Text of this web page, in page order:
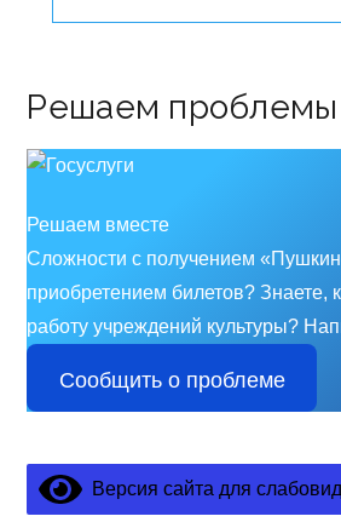
Решаем проблемы
Решаем вместе
Сложности с получением
приобретением билетов? Знаете,
работу учреждений культуры?
Сообщить о проблеме
Версия сайта для